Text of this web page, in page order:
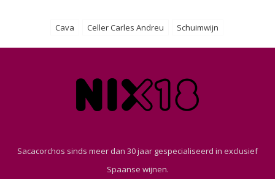
Cava Celler Carles Andreu Schuimwijn
Sacacorchos sinds meer dan 30 jaar gespecialiseerd in exclusief
Spaanse wijnen.